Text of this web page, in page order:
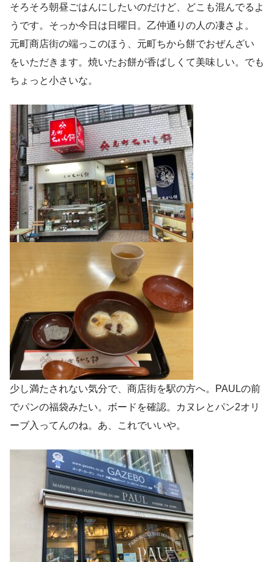
そろそろ朝昼ごはんにしたいのだけど、どこも混んでるよ
うです。そっか今日は日曜日。乙仲通りの人の凄さよ。
元町商店街の端っこのほう、元町ちから餅でおぜんざい
をいただきます。焼いたお餅が香ばしくて美味しい。でも
ちょっと小さいな。
少し満たされない気分で、商店街を駅の方へ。PAULの前
でパンの福袋みたい。ボードを確認。カヌレとパン2オリ
ーブ入ってんのね。あ、これでいいや。